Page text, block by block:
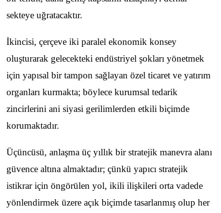
sekteye uğratacaktır.
İkincisi, çerçeve iki paralel ekonomik konsey
oluşturarak gelecekteki endüstriyel şokları yönetmek
için yapısal bir tampon sağlayan özel ticaret ve yatırım
organları kurmakta; böylece kurumsal tedarik
zincirlerini ani siyasi gerilimlerden etkili biçimde
korumaktadır.
Üçüncüsü, anlaşma üç yıllık bir stratejik manevra alanı
güvence altına almaktadır; çünkü yapıcı stratejik
istikrar için öngörülen yol, ikili ilişkileri orta vadede
yönlendirmek üzere açık biçimde tasarlanmış olup her